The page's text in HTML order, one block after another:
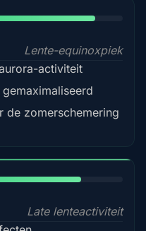
Lente-equinoxpiek
activiteit
de zomerschemering
Late lenteactiviteit